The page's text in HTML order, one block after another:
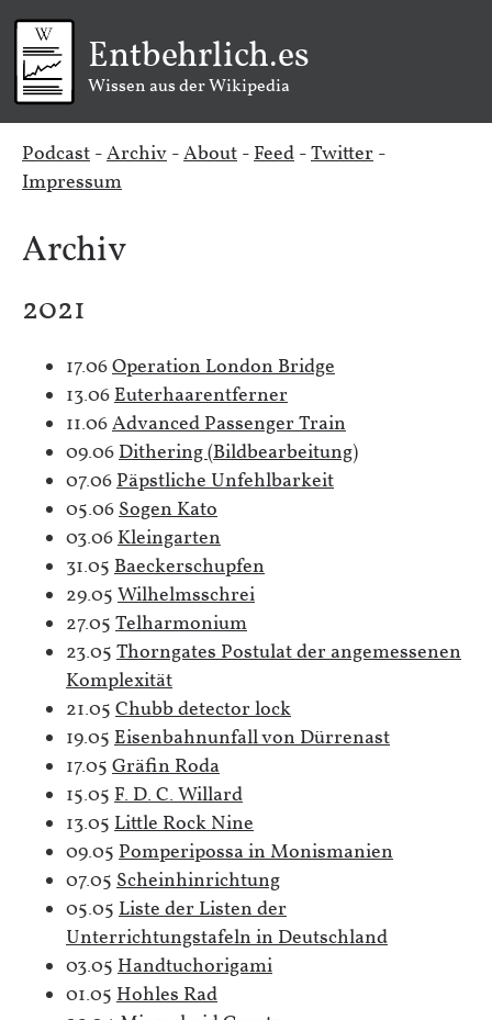
Entbehrlich.es
Wissen aus der Wikipedia
Podcast -Archiv -About -Feed -Twitter -
Impressum
Archiv
2021
17.06Operation London Bridge
13.06Euterhaarentferner
11.06Advanced Passenger Train
09.06Dithering (Bildbearbeitung)
07.06Päpstliche Unfehlbarkeit
05.06Sogen Kato
03.06Kleingarten
31.05 Baeckerschupfen
29.05 Wilhelmsschrei
27.05 Telharmonium
23.05 Thorngates Postulat der angemessenen
Komplexität
21.05 Chubb detector lock
19.05 Eisenbahnunfall von Dürrenast
17.05 Gräfin Roda
15.05 F. D. C. Willard
13.05 Little Rock Nine
09.05 Pomperipossa in Monismanien
07.05 Scheinhinrichtung
05.05 Liste der Listen der
Unterrichtungstafeln in Deutschland
03.05 Handtuchorigami
01.05 Hohles Rad